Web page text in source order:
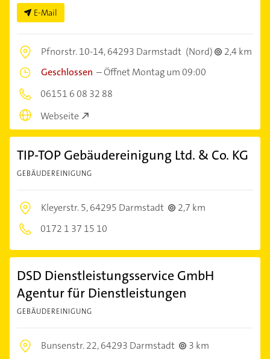
E-Mail
Pfnorstr. 10-14,64293 Darmstadt (Nord)
2,4 km
Geschlossen –Öffnet Montag um 09:00
06151 6 08 32 88
Webseite
TIP-TOP Gebäudereinigung Ltd. & Co. KG
GEBÄUDEREINIGUNG
Kleyerstr. 5,64295 Darmstadt
2,7 km
0172 1 37 15 10
DSD Dienstleistungsservice GmbH
Agentur für Dienstleistungen
GEBÄUDEREINIGUNG
Bunsenstr. 22,64293 Darmstadt
3 km